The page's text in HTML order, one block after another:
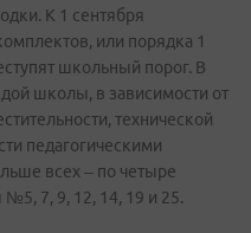
К 1 сентября
или порядка 1
школьный порог. В
школы, в зависимости от
технической
педагогическими
всех – по четыре
7, 9, 12, 14, 19 и 25.